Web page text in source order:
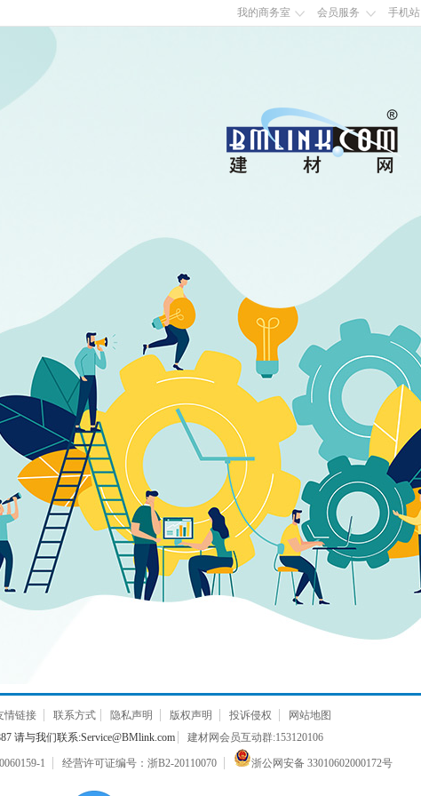
我的商务室 会员服务 手机站
情链接 联系方式 隐私声明 版权声明 投诉侵权
网站地图
请与我们联系:Service@BMlink.com 建材网会员互动群:153120106
1 经营许可证编号：浙B2-20110070 浙公网安备 33010602000172号